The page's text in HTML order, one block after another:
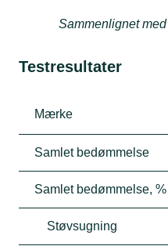
Sammenlignet med
Testresultater
Mærke
Samlet bedømmelse
Samlet bedømmelse, %
Støvsugning